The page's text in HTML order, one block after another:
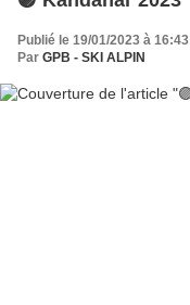
Publié le 19/01/2023 à 16:43
Par GPB - SKI ALPIN